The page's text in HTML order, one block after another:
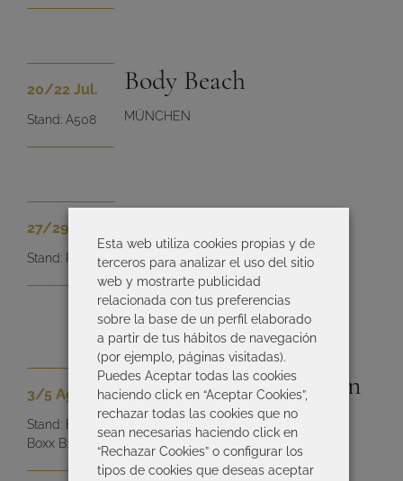
20/22 Jul.
Stand: A508
Body Beach
MÜNCHEN
27/29
Stand: P520
Indx Intimitate
Apparel
BIRMINGHAM
3/5 Ago.
Stand: E&E
Boxx B1/221
Dessous & Bademoden
Salon
SALZBURG
Esta web utiliza cookies propias y de
terceros para analizar el uso del sitio
web y mostrarte publicidad
relacionada con tus preferencias
sobre la base de un perfil elaborado
a partir de tus hábitos de navegación
(por ejemplo, páginas visitadas).
Puedes Aceptar todas las cookies
haciendo click en “Aceptar Cookies”,
rechazar todas las cookies que no
sean necesarias haciendo click en
“Rechazar Cookies” o configurar los
tipos de cookies que deseas aceptar